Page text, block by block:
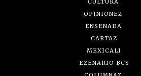
CULTURA
OPINIONEZ
ENSENADA
CARTAZ
MEXICALI
EZENARIO BCS